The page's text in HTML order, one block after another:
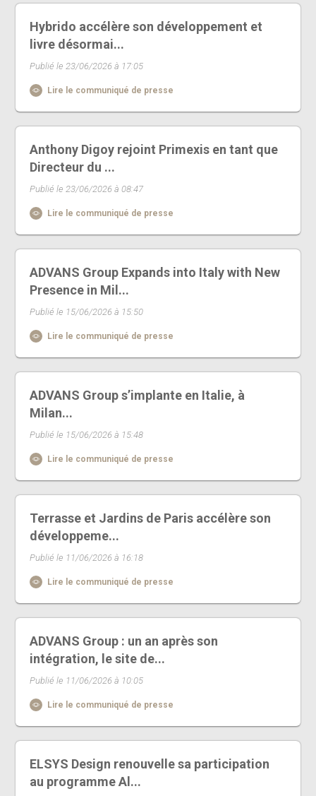
Hybrido accélère son développement et
livre désormai...
Publié le 23/06/2026 à 17:05
Lire le communiqué de presse
Anthony Digoy rejoint Primexis en tant que
Directeur du ...
Publié le 23/06/2026 à 08:47
Lire le communiqué de presse
ADVANS Group Expands into Italy with New
Presence in Mil...
Publié le 15/06/2026 à 15:50
Lire le communiqué de presse
ADVANS Group s’implante en Italie, à
Milan...
Publié le 15/06/2026 à 15:48
Lire le communiqué de presse
Terrasse et Jardins de Paris accélère son
développeme...
Publié le 11/06/2026 à 16:18
Lire le communiqué de presse
ADVANS Group : un an après son
intégration, le site de...
Publié le 11/06/2026 à 10:05
Lire le communiqué de presse
ELSYS Design renouvelle sa participation
au programme Al...